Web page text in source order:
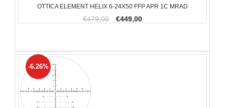
OTTICA ELEMENT HELIX 6-24X50 FFP APR 1C MRAD
€479,00 €449,00
-6.26%